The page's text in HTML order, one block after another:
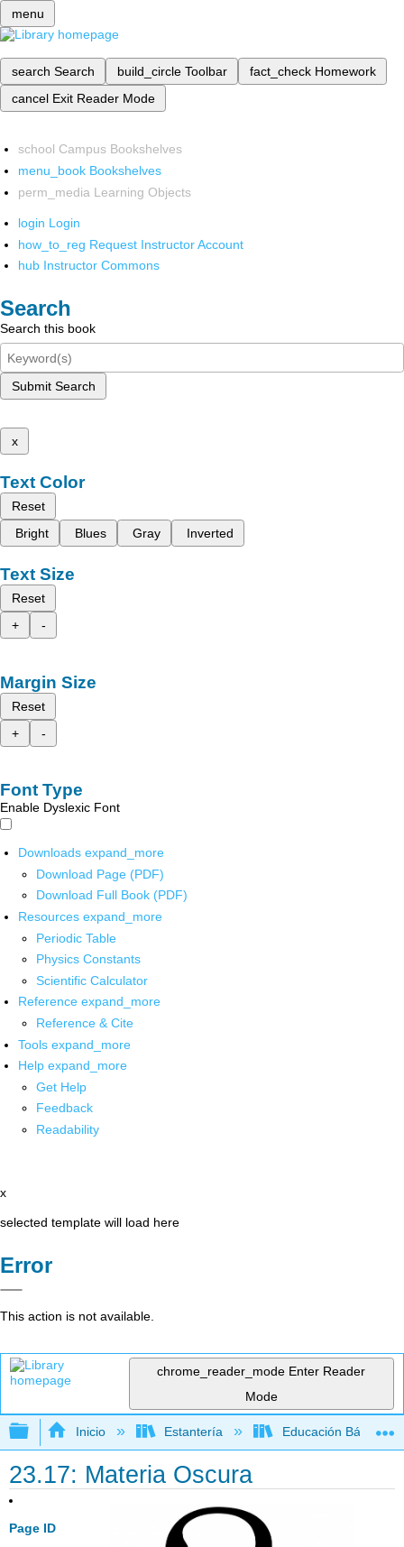
menu
search Search build_circle Toolbar fact_check Homework
cancel Exit Reader Mode
school Campus Bookshelves
menu_book Bookshelves
perm_media Learning Objects
login Login
how_to_reg Request Instructor Account
hub Instructor Commons
Search
Search this book
Submit Search
x
Text Color
Reset
Bright
Blues Gray Inverted
Text Size
Reset
+
-
Margin Size
Reset
+
-
Font Type
Enable Dyslexic Font
Downloads expand_more
Download Page (PDF)
Download Full Book (PDF)
Resources expand_more
Periodic Table
Physics Constants
Scientific Calculator
Reference expand_more
Reference & Cite
Tools expand_more
Help expand_more
Get Help
Feedback
Readability
x
selected template will load here
Error
This action is not available.
chrome_reader_mode Enter Reader
Mode
Expandir/contraer jerarquía global
Inicio Estantería Educación Básica
23.17: Materia Oscura
Page ID